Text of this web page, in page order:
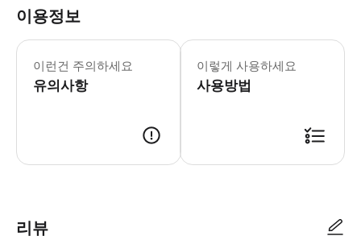
이용정보
이런건 주의하세요
유의사항
- 유아 0~3세는 현장에서 직접 무료
이렇게 사용하세요
사용방법
리뷰